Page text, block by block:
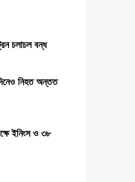
চলাচল বন্ধ
নিহত অন্তত
ইনিংস ও ৩৮